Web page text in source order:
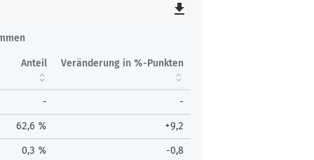
file_download
Anteil Veränderung in %-Punkten
- -
62,6 % +9,2
0,3 % -0,8